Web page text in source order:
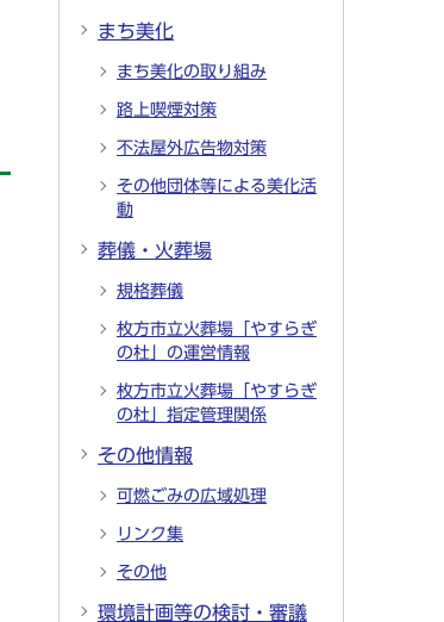
まち美化
まち美化の取り組み
路上喫煙対策
不法屋外広告物対策
その他団体等による美化活
動
葬儀・火葬場
規格葬儀
枚方市立火葬場「やすらぎ
の杜」の運営情報
枚方市立火葬場「やすらぎ
の杜」指定管理関係
その他情報
可燃ごみの広域処理
リンク集
その他
環境計画等の検討・審議